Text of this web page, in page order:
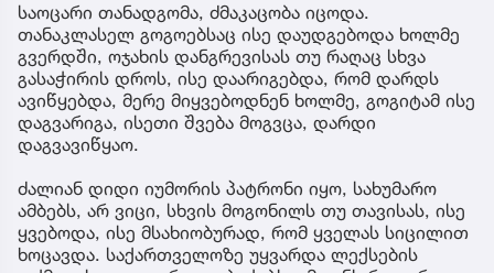
საოცარი თანადგომა, ძმაკაცობა იცოდა.
თანაკლასელ გოგოებსაც ისე დაუდგებოდა ხოლმე
გვერდში, ოჯახის დანგრევისას თუ რაღაც სხვა
გასაჭირის დროს, ისე დაარიგებდა, რომ დარდს
ავიწყებდა, მერე მიყვებოდნენ ხოლმე, გოგიტამ ისე
დაგვარიგა, ისეთი შვება მოგვცა, დარდი
დაგვავიწყაო.
ძალიან დიდი იუმორის პატრონი იყო, სახუმარო
ამბებს, არ ვიცი, სხვის მოგონილს თუ თავისას, ისე
ყვებოდა, ისე მსახიობურად, რომ ყველას სიცილით
ხოცავდა. საქართველოზე უყვარდა ლექსების